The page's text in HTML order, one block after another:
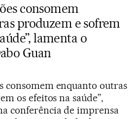
consomem
produzem e sofrem
lamenta o
Guan
consomem enquanto outras
os efeitos na saúde”,
conferência de imprensa